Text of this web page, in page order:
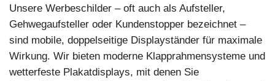
Unsere Werbeschilder – oft auch als Aufsteller,
Gehwegaufsteller oder Kundenstopper bezeichnet –
sind mobile, doppelseitige Displayständer für maximale
Wirkung. Wir bieten moderne Klapprahmensysteme und
wetterfeste Plakatdisplays, mit denen Sie